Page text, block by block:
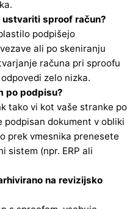
sproof račun?
podpišejo
ali po skeniranju
računa pri sproofu
zelo nizka.
po podpisu?
tako vi kot vaše stranke po
dokument v obliki
prek vmesnika prenesete
sistem (npr. ERP ali
na revizijsko